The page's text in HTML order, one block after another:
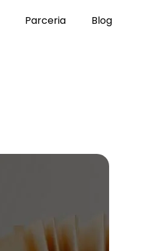
Parceria Blog